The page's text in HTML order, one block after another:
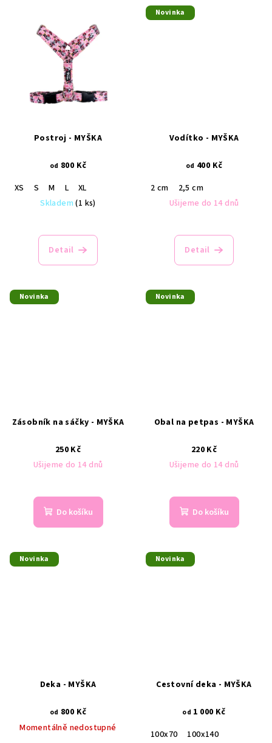
Postroj - MYŠKA
od 800 Kč
XS
S M L
XL
Skladem(1 ks)
Detail
Novinka
Vodítko - MYŠKA
od 400 Kč
2 cm
2,5 cm
Ušijeme do 14 dnů
Detail
Novinka
Zásobník na sáčky - MYŠKA
250 Kč
Ušijeme do 14 dnů
Do košíku
Novinka
Obal na petpas - MYŠKA
220 Kč
Ušijeme do 14 dnů
Do košíku
Novinka
Deka - MYŠKA
od 800 Kč
Momentálně nedostupné
Novinka
Cestovní deka - MYŠKA
od 1 000 Kč
100x70
100x140